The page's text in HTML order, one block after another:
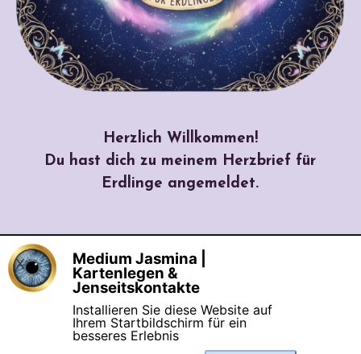
Herzlich Willkommen!
Du hast dich zu meinem Herzbrief für
Erdlinge angemeldet.
©seit 2006 Medium Jasmina Mentor &
Coaching  |  Eingetragene Marke:
Engelchanneling®
Datenschutz] [Impressum] [AGB
& Widerrufsrecht
Suchen
Medium Jasmina |
Kartenlegen &
Jenseitskontakte
Installieren Sie diese Website auf
Ihrem Startbildschirm für ein
besseres Erlebnis
X